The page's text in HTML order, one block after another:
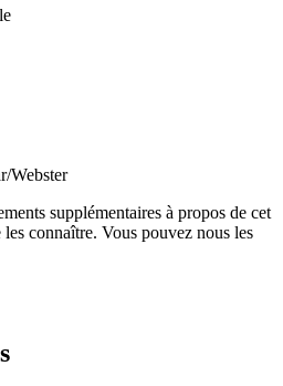
Webster
supplémentaires à propos de cet
connaître. Vous pouvez nous les